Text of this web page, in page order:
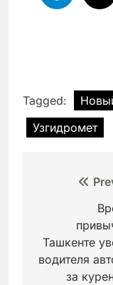
Tagged:
Узгидромет
записям
Ташкенте
водителя
за